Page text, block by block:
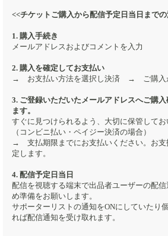
<<チケットご購入から配信予定日当日まで
1. 購入手続き
メールアドレスおよびコメントを入力
2. 購入を確定してお支払い
→ お支払い方法を選択し決済 → ご購入
3. ご登録いただいたメールアドレスへご購
ます。
すぐに見つけられるよう、大切に保管してお
（コンビニ払い・ペイジー決済の場合）
→ 支払期限までにお支払いください。お支
定します。
4. 配信予定日当日
配信を視聴する端末で出品者ユーザーの配
め準備をお願いします。
サポーターリストの通知をONにしていたり
れば配信通知を受け取れます。